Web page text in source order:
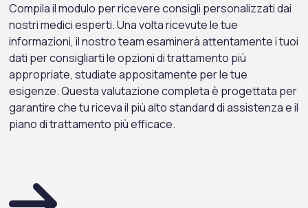
Compila il modulo per ricevere consigli personalizzati dai
nostri medici esperti. Una volta ricevute le tue
informazioni, il nostro team esaminerà attentamente i tuoi
dati per consigliarti le opzioni di trattamento più
appropriate, studiate appositamente per le tue
esigenze. Questa valutazione completa è progettata per
garantire che tu riceva il più alto standard di assistenza e il
piano di trattamento più efficace.